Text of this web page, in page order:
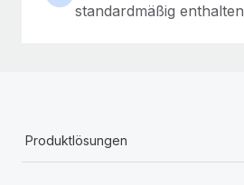
standardmäßig enthalten
Produktlösungen